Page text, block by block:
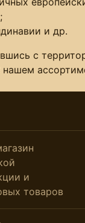
и др.
с
и
товаров